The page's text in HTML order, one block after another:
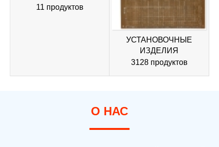
11 продуктов
УСТАНОВОЧНЫЕ
ИЗДЕЛИЯ
3128 продуктов
О НАС